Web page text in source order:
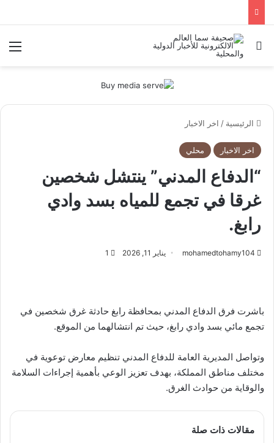
بحث عن
الرئيسية / اخر الاخبار
اخر الاخبار محلي
“الدفاع المدني” ينتشل شخصين
غرقا في تجمع للمياه بسد وادي
رابغ.
mohamedtohamy104 يناير 11, 2026 1
باشرت فرق الدفاع المدني بمحافظة رابغ حادثة غرق شخصين في
تجمع مائي بسد وادي رابغ، حيث تم انتشالهما من الموقع.
وتواصل المديرية العامة للدفاع المدني تنظيم معارض توعوية في
مختلف مناطق المملكة، بهدف تعزيز الوعي بأهمية إجراءات السلامة
والوقاية من حوادث الغرق.
مقالات ذات صلة